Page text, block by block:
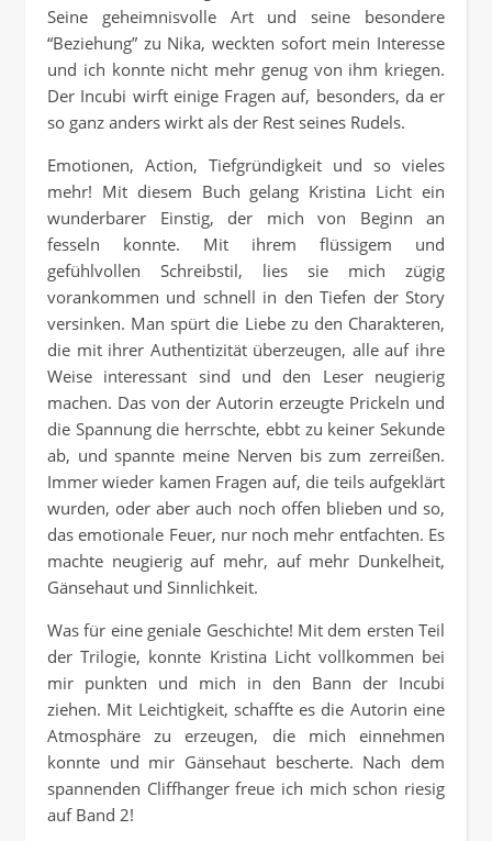
Seine geheimnisvolle Art und seine besondere
“Beziehung” zu Nika, weckten sofort mein Interesse
und ich konnte nicht mehr genug von ihm kriegen.
Der Incubi wirft einige Fragen auf, besonders, da er
so ganz anders wirkt als der Rest seines Rudels.
Emotionen, Action, Tiefgründigkeit und so vieles
mehr! Mit diesem Buch gelang Kristina Licht ein
wunderbarer Einstig, der mich von Beginn an
fesseln konnte. Mit ihrem flüssigem und
gefühlvollen Schreibstil, lies sie mich zügig
vorankommen und schnell in den Tiefen der Story
versinken. Man spürt die Liebe zu den Charakteren,
die mit ihrer Authentizität überzeugen, alle auf ihre
Weise interessant sind und den Leser neugierig
machen. Das von der Autorin erzeugte Prickeln und
die Spannung die herrschte, ebbt zu keiner Sekunde
ab, und spannte meine Nerven bis zum zerreißen.
Immer wieder kamen Fragen auf, die teils aufgeklärt
wurden, oder aber auch noch offen blieben und so,
das emotionale Feuer, nur noch mehr entfachten. Es
machte neugierig auf mehr, auf mehr Dunkelheit,
Gänsehaut und Sinnlichkeit.
Was für eine geniale Geschichte! Mit dem ersten Teil
der Trilogie, konnte Kristina Licht vollkommen bei
mir punkten und mich in den Bann der Incubi
ziehen. Mit Leichtigkeit, schaffte es die Autorin eine
Atmosphäre zu erzeugen, die mich einnehmen
konnte und mir Gänsehaut bescherte. Nach dem
spannenden Cliffhanger freue ich mich schon riesig
auf Band 2!